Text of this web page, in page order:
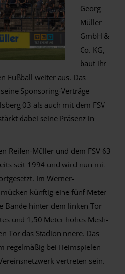
Georg
Müller
GmbH &
Co. KG,
baut ihr
Fußball weiter aus. Das
Sponsoring-Verträge
03 als auch mit dem FSV
dabei seine Präsenz in
Reifen-Müller und dem FSV 63
seit 1994 und wird nun mit
Im Werner-
künftig eine fünf Meter
Bande hinter dem linken Tor
und 1,50 Meter hohes Mesh-
Tor das Stadioninnere. Das
regelmäßig bei Heimspielen
vertreten sein.